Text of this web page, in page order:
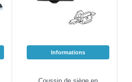
Informations